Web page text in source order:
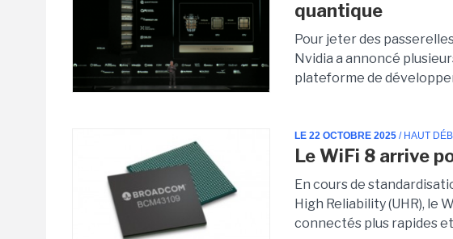
quantique
Pour jeter des
Nvidia a annoncé
plateforme de
LE 22 OCTOBRE 2025 / HAUT
Le WiFi 8 arrive
En cours de
High Reliability (UHR), le
connectés plus rapides et